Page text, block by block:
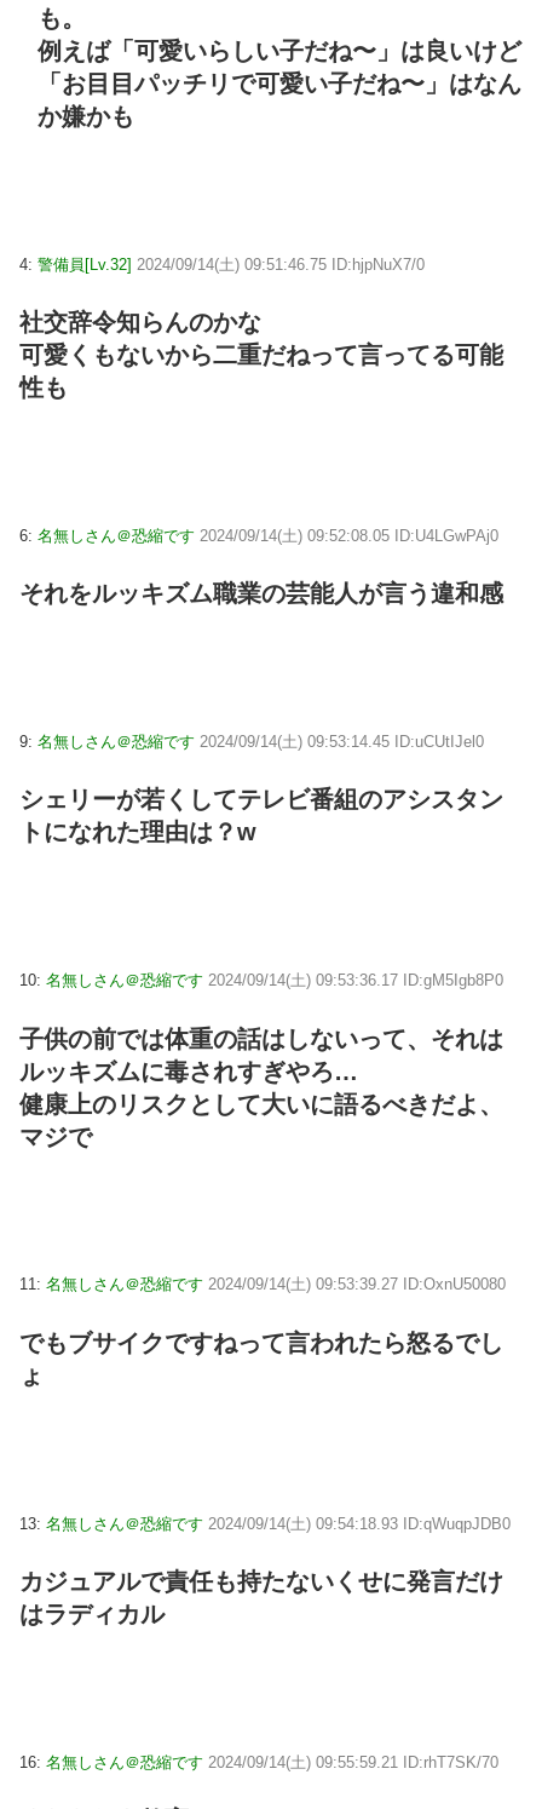
も。
例えば「可愛いらしい子だね〜」は良いけど
「お目目パッチリで可愛い子だね〜」はなん
か嫌かも
4: 警備員[Lv.32] 2024/09/14(土) 09:51:46.75 ID:hjpNuX7/0
社交辞令知らんのかな
可愛くもないから二重だねって言ってる可能
性も
6: 名無しさん＠恐縮です 2024/09/14(土) 09:52:08.05 ID:U4LGwPAj0
それをルッキズム職業の芸能人が言う違和感
9: 名無しさん＠恐縮です 2024/09/14(土) 09:53:14.45 ID:uCUtIJel0
シェリーが若くしてテレビ番組のアシスタン
トになれた理由は？w
10: 名無しさん＠恐縮です 2024/09/14(土) 09:53:36.17 ID:gM5Igb8P0
子供の前では体重の話はしないって、それは
ルッキズムに毒されすぎやろ…
健康上のリスクとして大いに語るべきだよ、
マジで
11: 名無しさん＠恐縮です 2024/09/14(土) 09:53:39.27 ID:OxnU50080
でもブサイクですねって言われたら怒るでし
ょ
13: 名無しさん＠恐縮です 2024/09/14(土) 09:54:18.93 ID:qWuqpJDB0
カジュアルで責任も持たないくせに発言だけ
はラディカル
16: 名無しさん＠恐縮です 2024/09/14(土) 09:55:59.21 ID:rhT7SK/70